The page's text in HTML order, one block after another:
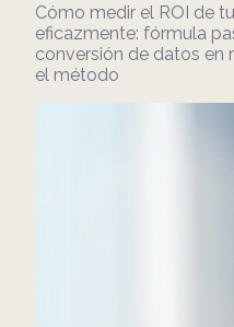
Cómo medir el ROI de
eficazmente: fórmula
conversión de datos en
el método